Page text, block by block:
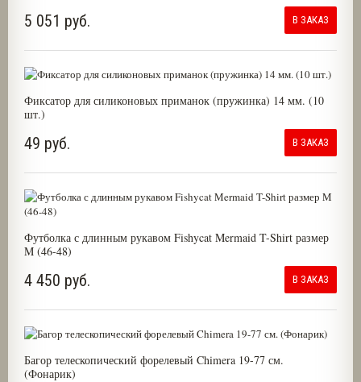
5 051 руб. В ЗАКАЗ
Фиксатор для силиконовых приманок (пружинка) 14 мм. (10
шт.)
49 руб. В ЗАКАЗ
Футболка с длинным рукавом Fishycat Mermaid T-Shirt размер
M (46-48)
4 450 руб. В ЗАКАЗ
Багор телескопический форелевый Chimera 19-77 см.
(Фонарик)